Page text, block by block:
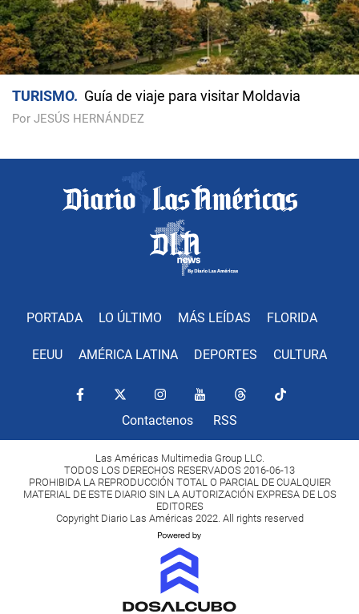
TURISMO Guía de viaje para visitar Moldavia
Por JESÚS HERNÁNDEZ
PORTADA LO ÚLTIMO MÁS LEÍDAS FLORIDA
EEUU AMÉRICA LATINA DEPORTES CULTURA
Contactenos RSS
Las Américas Multimedia Group LLC.
TODOS LOS DERECHOS RESERVADOS 2016-06-13
PROHIBIDA LA REPRODUCCIÓN TOTAL O PARCIAL DE CUALQUIER
MATERIAL DE ESTE DIARIO SIN LA AUTORIZACIÓN EXPRESA DE LOS
EDITORES
Copyright Diario Las Américas 2022. All rights reserved